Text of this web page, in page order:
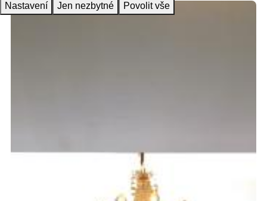
Nastavení Jen nezbytné Povolit vše